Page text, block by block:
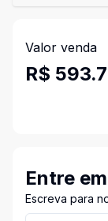
Valor venda
R$
Entre
Escreva para